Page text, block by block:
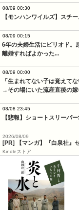
08/09 00:30
【モンハンワイルズ】スチ
08/09 00:15
6年の夫婦生活にピリオド。
離婚すればよかった...
08/09 00:00
「生まれてない子は覚えて
→その場にいた流産直後の
08/08 23:45
【悲報】ショートスリーパ
2026/08/09
[PR] 【マンガ】『白泉社』
Kindleストア